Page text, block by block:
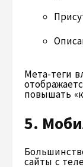
Мета-теги
повышать
5.
сайты с